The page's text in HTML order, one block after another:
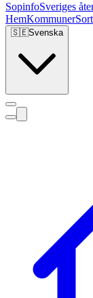
SopinfoSveriges
HemKommuner
🇸🇪Svenska